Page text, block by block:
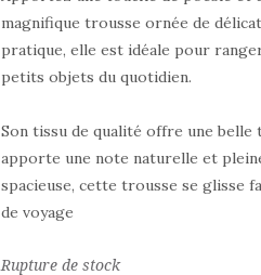
magnifique trousse ornée de
pratique, elle est idéale pour
petits objets du quotidien.
Son tissu de qualité offre une
apporte une note naturelle et
spacieuse, cette trousse se glisse
de voyage
Rupture de stock